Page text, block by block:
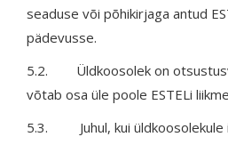
seaduse või põhikirjaga antud
pädevusse.
5.2. Üldkoosolek on
võtab osa üle poole ESTELi
5.3. Juhul, kui üldkoosolekule